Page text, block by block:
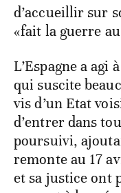
d’accueillir sur
«fait la guerre
L’Espagne a agi
qui suscite
vis d’un Etat
d’entrer dans
poursuivi,
remonte au 17
et sa justice ont